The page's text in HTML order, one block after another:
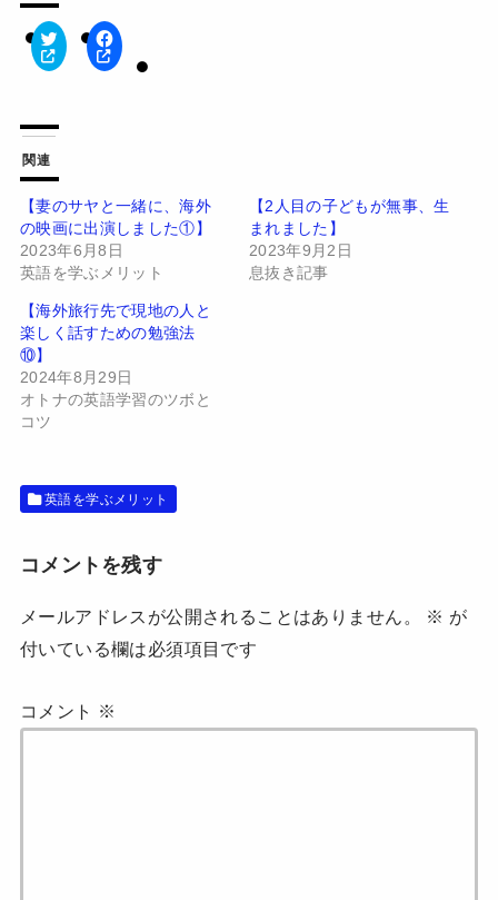
ク
リ
て
T
w
i
t
t
e
r
で
共
有
(
新
し
い
ウ
ィ
ン
ド
ウ
で
開
)
F
a
有
す
る
に
は
ク
ッ
ク
し
て
だ
さ
い
ィ
ン
ド
開
き
す
関連
【妻のサヤと一緒に、海外
の映画に出演しました①】
2023年6月8日
英語を学ぶメリット
【2人目の子どもが無事、生
まれました】
2023年9月2日
息抜き記事
【海外旅行先で現地の人と
楽しく話すための勉強法
⑩】
2024年8月29日
オトナの英語学習のツボと
コツ
英語を学ぶメリット
コメントを残す
メールアドレスが公開されることはありません。 ※ が
付いている欄は必須項目です
コメント ※